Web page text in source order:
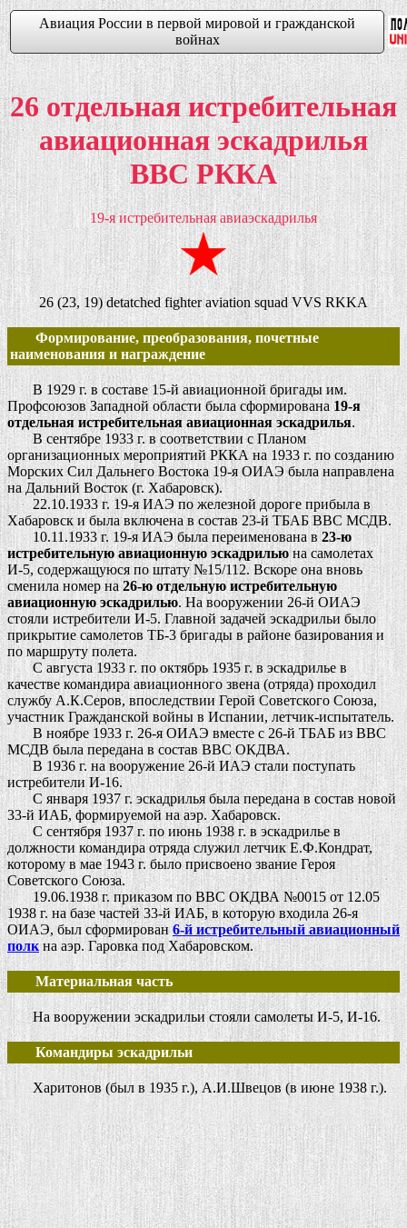
Авиация России в первой мировой и гражданской
войнах
26 отдельная истребительная
авиационная эскадрилья
ВВС РККА
19-я истребительная авиаэскадрилья
26 (23, 19) detatched fighter aviation squad VVS RKKA
Формирование, преобразования, почетные
наименования и награждение
В 1929 г. в составе 15-й авиационной бригады им.
Профсоюзов Западной области была сформирована19-я
отдельная истребительная авиационная эскадрилья.
В сентябре 1933 г. в соответствии с Планом
организационных мероприятий РККА на 1933 г. по созданию
Морских Сил Дальнего Востока 19-я ОИАЭ была направлена
на Дальний Восток (г. Хабаровск).
22.10.1933 г. 19-я ИАЭ по железной дороге прибыла в
Хабаровск и была включена в состав 23-й ТБАБ ВВС МСДВ.
10.11.1933 г. 19-я ИАЭ была переименована в23-ю
истребительную авиационную эскадрильюна самолетах
И-5, содержащуюся по штату №15/112. Вскоре она вновь
сменила номер на26-ю отдельную истребительную
авиационную эскадрилью. На вооружении 26-й ОИАЭ
стояли истребители И-5. Главной задачей эскадрильи было
прикрытие самолетов ТБ-3 бригады в районе базирования и
по маршруту полета.
С августа 1933 г. по октябрь 1935 г. в эскадрилье в
качестве командира авиационного звена (отряда) проходил
службу А.К.Серов, впоследствии Герой Советского Союза,
участник Гражданской войны в Испании, летчик-испытатель.
В ноябре 1933 г. 26-я ОИАЭ вместе с 26-й ТБАБ из ВВС
МСДВ была передана в состав ВВС ОКДВА.
В 1936 г. на вооружение 26-й ИАЭ стали поступать
истребители И-16.
С января 1937 г. эскадрилья была передана в состав новой
33-й ИАБ, формируемой на аэр. Хабаровск.
С сентября 1937 г. по июнь 1938 г. в эскадрилье в
должности командира отряда служил летчик Е.Ф.Кондрат,
которому в мае 1943 г. было присвоено звание Героя
Советского Союза.
19.06.1938 г. приказом по ВВС ОКДВА №0015 от 12.05
1938 г. на базе частей 33-й ИАБ, в которую входила 26-я
ОИАЭ, был сформирован6-й истребительный авиационный
полкна аэр. Гаровка под Хабаровском.
Материальная часть
На вооружении эскадрильи стояли самолеты И-5, И-16.
Командиры эскадрильи
Харитонов (был в 1935 г.), А.И.Швецов (в июне 1938 г.).